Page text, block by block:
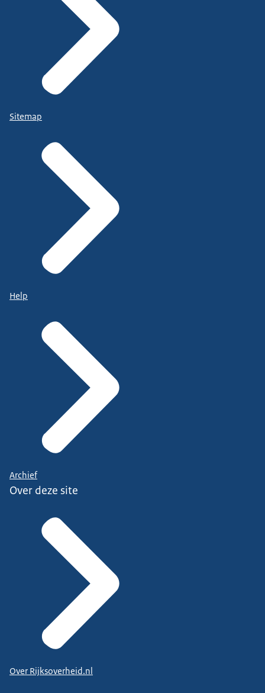
Sitemap
Help
Archief
Over deze site
Over Rijksoverheid.nl